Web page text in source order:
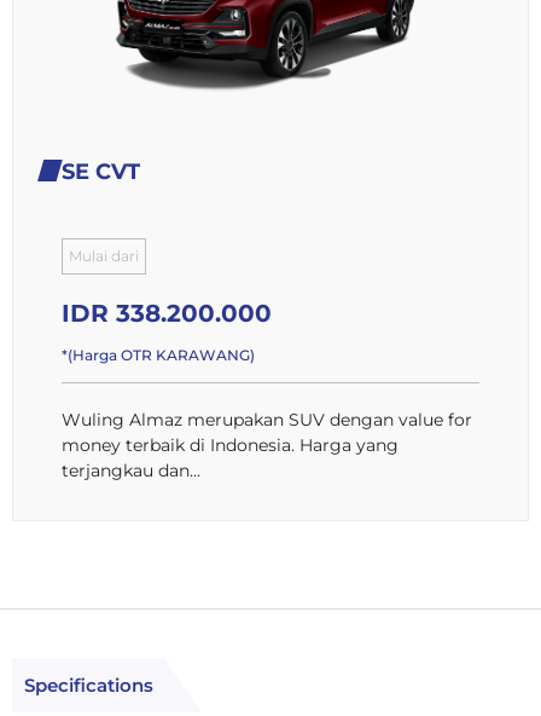
SE CVT
Mulai dari
IDR 338.200.000
*(Harga OTR KARAWANG)
Wuling Almaz merupakan SUV dengan value for
money terbaik di Indonesia. Harga yang
terjangkau dan...
Specifications